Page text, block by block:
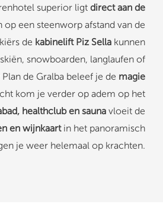
superior ligt direct aan de
op een steenworp afstand van de
de kabinelift Piz Sella kunnen
snowboarden, langlaufen of
de Gralba beleef je de magie
kom je verder op adem op het
healthclub en sauna vloeit de
en wijnkaartin het panoramisch
je weer helemaal op krachten.